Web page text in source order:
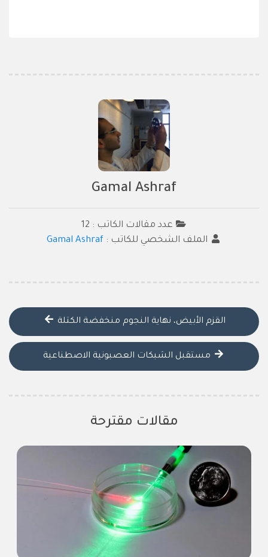
Gamal Ashraf
عدد مقالات الكاتب : 12
الملف الشخصي للكاتب : Gamal Ashraf
القزم الأبيض، نهاية النجوم منخفضة الكتلة
مستقبل الشبكات العصبونية الاصطناعية
مقالات مقترحة